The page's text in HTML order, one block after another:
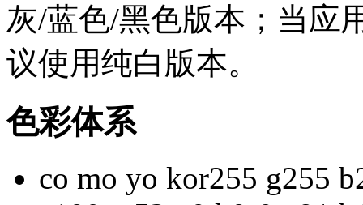
灰/蓝色/黑色版本；当应
议使用纯白版本。
色彩体系
co mo yo kor255 g255